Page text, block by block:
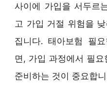
사이에 가입을 서두르
고 가입 거절 위험을
집니다. 태아보험 필
면, 가입 과정에서 필
준비하는 것이 중요합